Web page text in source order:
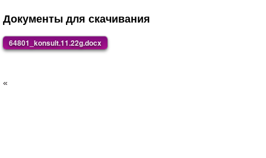
Документы для скачивания
64801_konsult.11.22g.docx
«